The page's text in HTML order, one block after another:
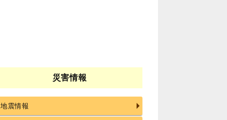
災害情報
地震情報